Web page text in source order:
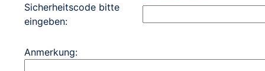
Sicherheitscode bitte
eingeben:
Anmerkung: